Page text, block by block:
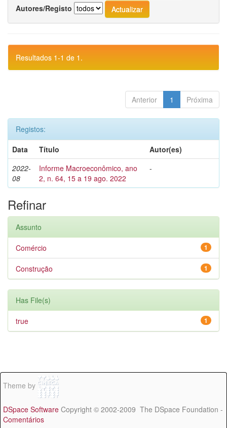
Autores/Registo
Resultados 1-1 de 1.
Anterior 1 Próxima
Registos:
Data
Título
Autor(es)
2022-
08
Informe Macroeconômico, ano
2, n. 64, 15 a 19 ago. 2022
-
Refinar
Assunto
1
Comércio
1
Construção
Has File(s)
1
true
Theme by
DSpace Software Copyright © 2002-2009 The DSpace Foundation -
Comentários